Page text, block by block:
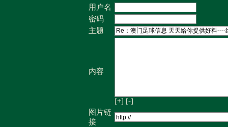
用户名
密码
主题
内容
[+] [-]
图片链
接